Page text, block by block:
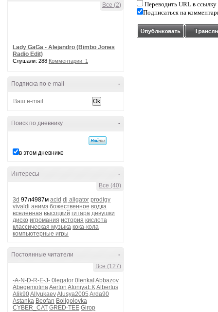
Все (2)
Lady GaGa - Alejandro (Bimbo Jones
Radio Edit)
Слушали: 288 Комментарии: 1
-
Подписка по e-mail
-
Поиск по дневнику
в этом дневнике
-
Интересы
Все (40)
3d 97л4987м acid dj aligator prodigy
vivaldi анимэ божественное водка
вселенная высоцкий гитара девушки
диско игромания история кислота
классическая музыка кока-кола
компьютерные игры
-
Постоянные читатели
Все (127)
-A-N-D-R-E-J- 0legator 0lenkaI Abbazov
AbegemotinaAerton AfoniyaEKAlbertus
Alik90AllyukaevAlusya2005 Arda90
Astanka Beofan Boligolovka
CYBER_CAT GRED-TEE Girop
Переводить URL в ссылку
Подписаться на